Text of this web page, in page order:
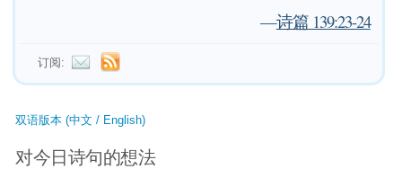
—诗篇 139:23-24
订阅:
双语版本 (中文 / English)
对今日诗句的想法